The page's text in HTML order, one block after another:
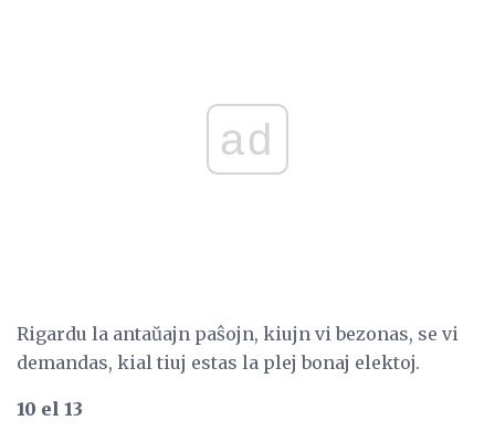
ad
Rigardu la antaŭajn paŝojn, kiujn vi bezonas, se vi
demandas, kial tiuj estas la plej bonaj elektoj.
10 el 13